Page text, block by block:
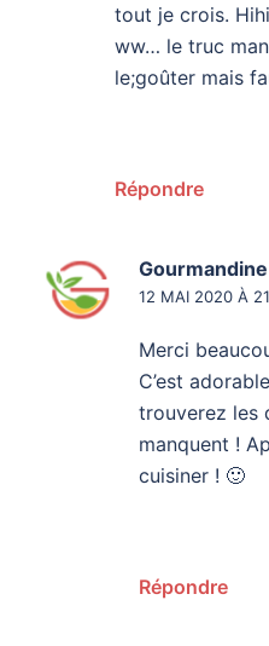
tout je crois.
ww… le truc
le;goûter mais
Répondre
Gourmandine
12 MAI 2020 À
Merci
C’est
trouverez les
manquent !
cuisiner ! 🙂
Répondre